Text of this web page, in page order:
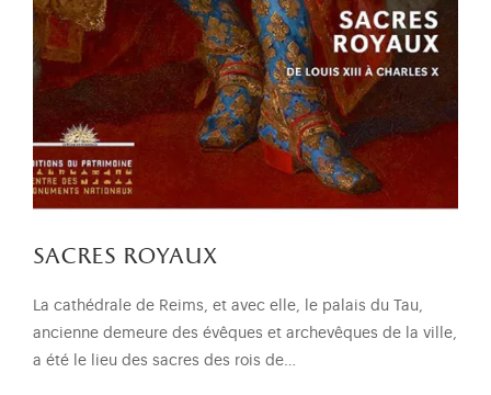
sacres royaux
La cathédrale de Reims, et avec elle, le palais du Tau,
ancienne demeure des évêques et archevêques de la ville,
a été le lieu des sacres des rois de…